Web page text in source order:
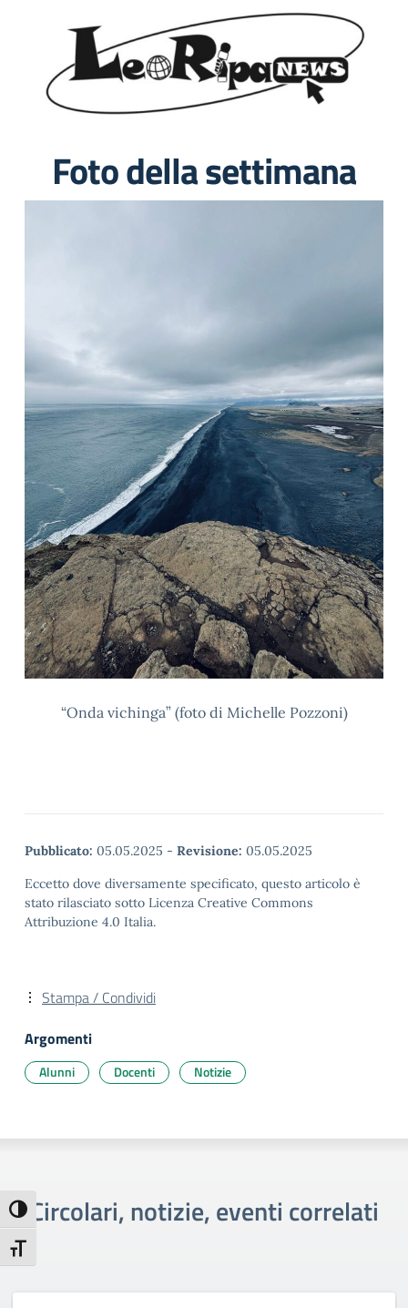
Attiva/disattiva alto contrasto
Attiva/disattiva dimensione testo
Foto della settimana
“Onda vichinga” (foto di Michelle Pozzoni)
Pubblicato: 05.05.2025 - Revisione: 05.05.2025
Eccetto dove diversamente specificato, questo articolo è
stato rilasciato sotto Licenza Creative Commons
Attribuzione 4.0 Italia.
Stampa / Condividi
Argomenti
Alunni Docenti Notizie
Circolari, notizie, eventi correlati